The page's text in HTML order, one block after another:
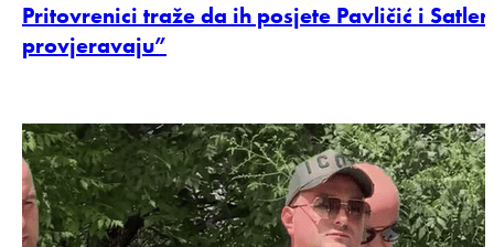
Pritovrenici traže da ih posjete Pavličić i
provjeravaju”